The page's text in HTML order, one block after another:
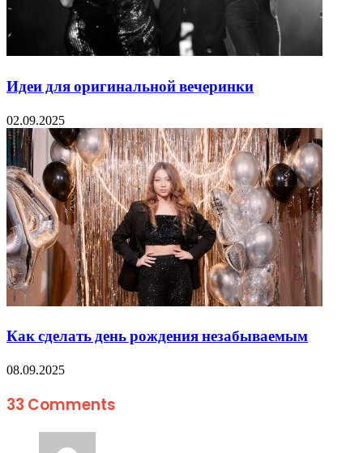
Идеи для оригинальной вечеринки
02.09.2025
Как сделать день рождения незабываемым
08.09.2025
33 Comments